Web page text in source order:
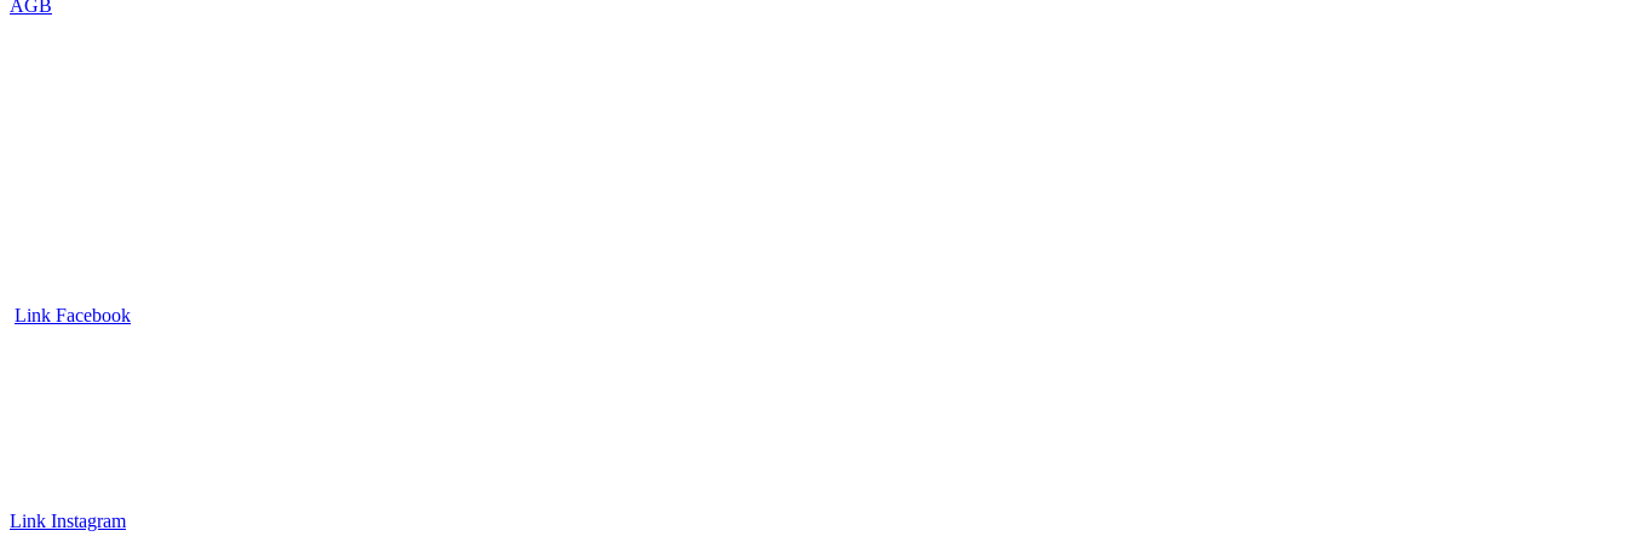
AGB
Link Facebook
Link Instagram